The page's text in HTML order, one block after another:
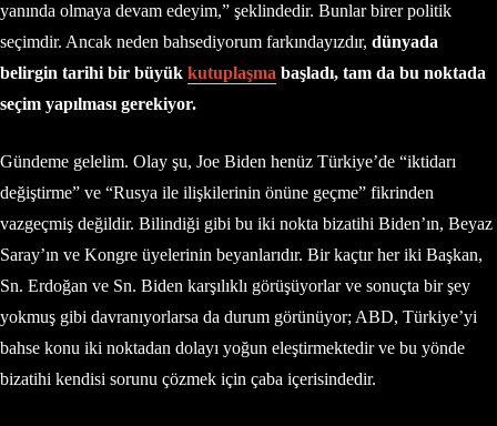
yanında olmaya devam edeyim,” şeklindedir. Bunlar birer politik
seçimdir. Ancak neden bahsediyorum farkındayızdır, dünyada
belirgin tarihi bir büyük kutuplaşma başladı, tam da bu noktada
seçim yapılması gerekiyor.
Gündeme gelelim. Olay şu, Joe Biden henüz Türkiye’de “iktidarı
değiştirme” ve “Rusya ile ilişkilerinin önüne geçme” fikrinden
vazgeçmiş değildir. Bilindiği gibi bu iki nokta bizatihi Biden’ın, Beyaz
Saray’ın ve Kongre üyelerinin beyanlarıdır. Bir kaçtır her iki Başkan,
Sn. Erdoğan ve Sn. Biden karşılıklı görüşüyorlar ve sonuçta bir şey
yokmuş gibi davranıyorlarsa da durum görünüyor; ABD, Türkiye’yi
bahse konu iki noktadan dolayı yoğun eleştirmektedir ve bu yönde
bizatihi kendisi sorunu çözmek için çaba içerisindedir.